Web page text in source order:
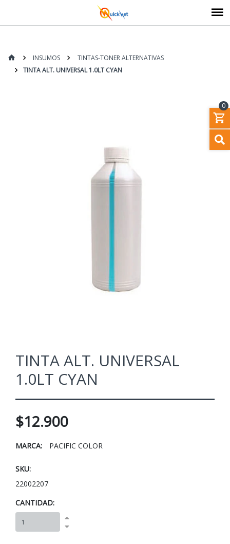
0
INSUMOS
TINTAS-TONER ALTERNATIVAS
TINTA ALT. UNIVERSAL 1.0LT CYAN
TINTA ALT. UNIVERSAL
1.0LT CYAN
$12.900
MARCA: PACIFIC COLOR
SKU:
22002207
CANTIDAD: